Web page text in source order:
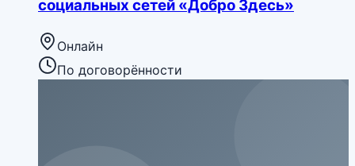
социальных сетей «Добро Здесь»
Онлайн
По договорённости